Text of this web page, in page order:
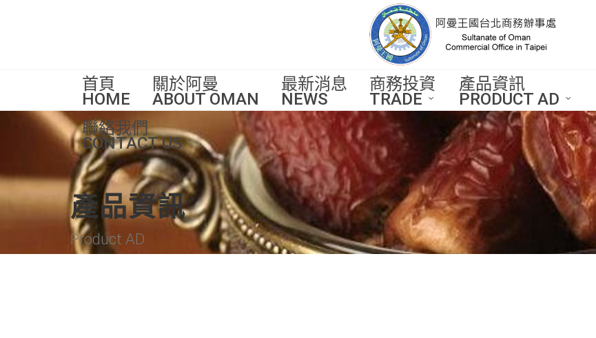
首頁
HOME
關於阿曼
ABOUT OMAN
最新消息
NEWS
商務投資
TRADE
產品資訊
PRODUCT AD
聯絡我們
CONTACT US
產品資訊
Product AD